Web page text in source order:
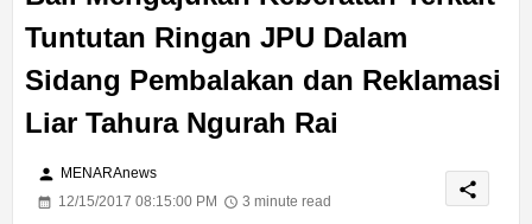
Tuntutan Ringan JPU Dalam
Sidang Pembalakan dan Reklamasi
Liar Tahura Ngurah Rai
person MENARAnews
12/15/2017 08:15:00 PM
3 minute read
share